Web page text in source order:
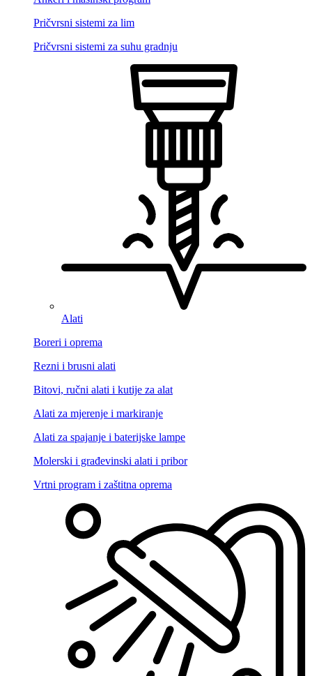
Pričvrsni sistemi za lim
Pričvrsni sistemi za suhu gradnju
Alati
Boreri i oprema
Rezni i brusni alati
Bitovi, ručni alati i kutije za alat
Alati za mjerenje i markiranje
Alati za spajanje i baterijske lampe
Molerski i građevinski alati i pribor
Vrtni program i zaštitna oprema